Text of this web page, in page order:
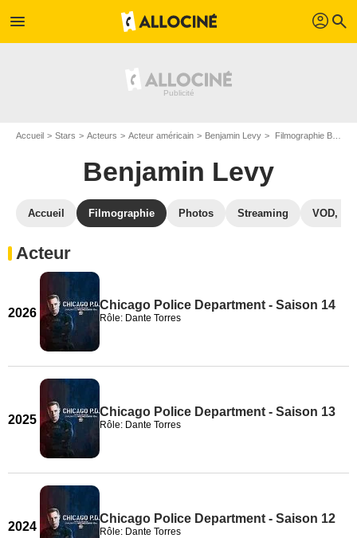
menu profil search
Accueil Stars Acteurs Acteur américain Benjamin Levy Filmographie Benjamin Levy
Benjamin Levy
Accueil Filmographie Photos Streaming VOD,
Acteur
2026
Chicago Police Department - Saison 14
Rôle: Dante Torres
2025
Chicago Police Department - Saison 13
Rôle: Dante Torres
2024
Chicago Police Department - Saison 12
Rôle: Dante Torres